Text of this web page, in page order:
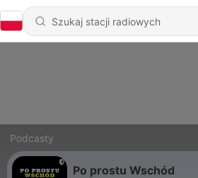
Podcasty
Po prostu Wschód